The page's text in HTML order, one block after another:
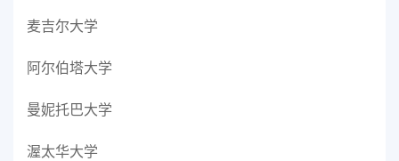
麦吉尔大学
阿尔伯塔大学
曼妮托巴大学
渥太华大学